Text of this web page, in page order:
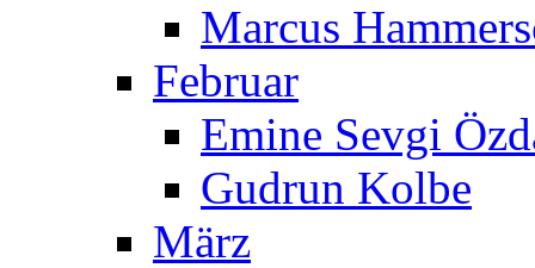
Marcus
Februar
Emine Sevgi
Gudrun Kolbe
März